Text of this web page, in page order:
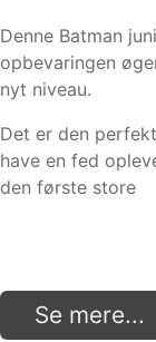
Denne Batman
opbevaringen
nyt niveau.
Det er den
have en fed
den første store
Se mere...